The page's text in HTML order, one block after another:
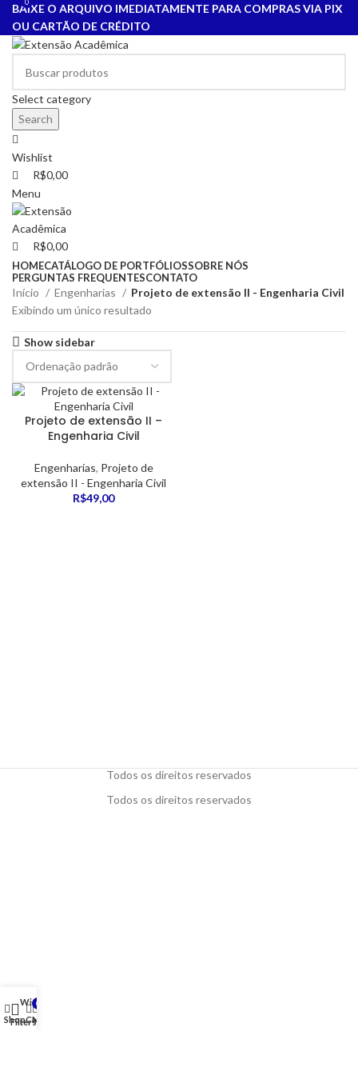
BAIXE O ARQUIVO IMEDIATAMENTE PARA COMPRAS VIA PIX
OU CARTÃO DE CRÉDITO
Select category
Search
Wishlist
0
R$0,00
Menu
0
R$0,00
HOMECATÁLOGO DE PORTFÓLIOSSOBRE NÓS
PERGUNTAS FREQUENTESCONTATO
Início Engenharias
Projeto de extensão II - Engenharia Civil
Exibindo um único resultado
Show sidebar
Projeto de extensão II –
Engenharia Civil
Engenharias, Projeto de
extensão II - Engenharia Civil
R$49,00
Todos os direitos reservados
Todos os direitos reservados
Shop
Filters
Wishlist
0
CartMy account